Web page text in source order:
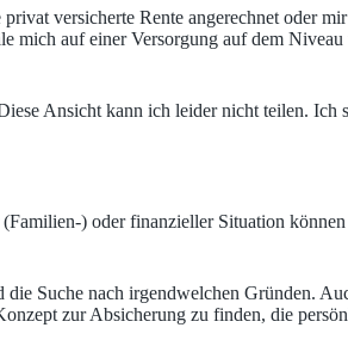
versicherte Rente angerechnet oder
mich auf einer Versorgung auf dem
Ansicht kann ich leider nicht teilen.
) oder finanzieller Situation
Suche nach irgendwelchen Gründen.
zur Absicherung zu finden, die